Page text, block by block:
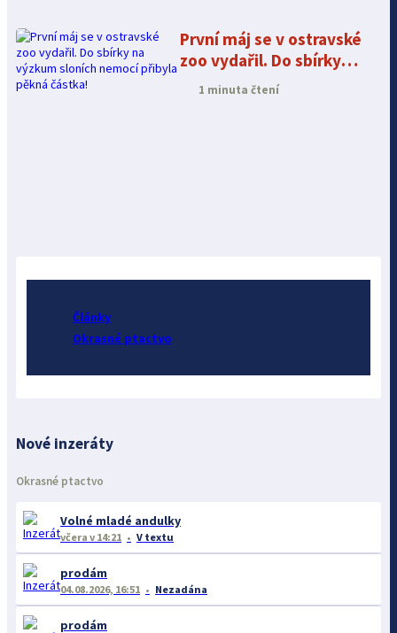
První máj se v ostravské
zoo vydařil. Do sbírky
na výzkum sloních
1 minuta čtení
Články
Okrasné ptactvo
Nové inzeráty
Okrasné ptactvo
Volné mladé andulky
včera v 14:21 V textu
prodám
04.08.2026, 16:51 Nezadána
prodám